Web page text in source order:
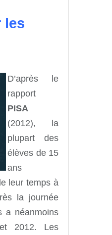
les
D’après le
rapport
PISA
(2012), la
plupart des
élèves de 15
ans
leur temps à
la journée
a néanmoins
2012. Les